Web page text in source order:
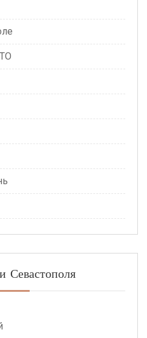
Севастополя